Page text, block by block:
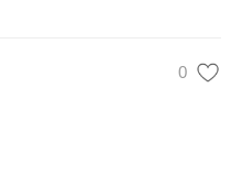
，对外形成品牌影
和保障集团中心工
0